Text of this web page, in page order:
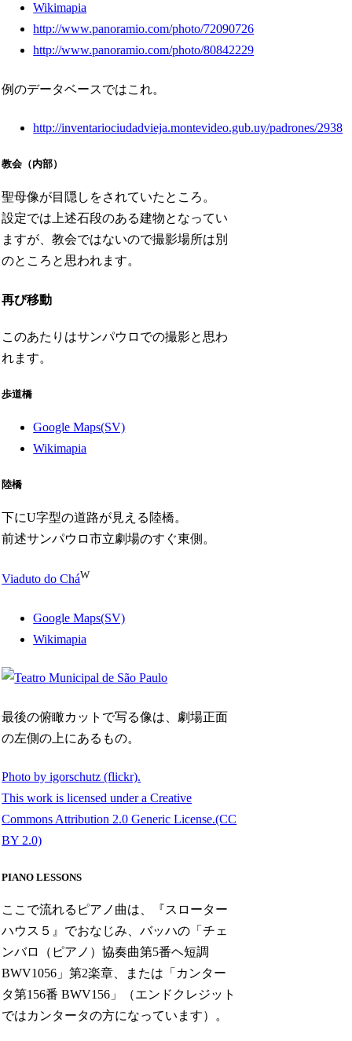
Wikimapia
http://www.panoramio.com/photo/72090726
http://www.panoramio.com/photo/80842229
例のデータベースではこれ。
http://inventariociudadvieja.montevideo.gub.uy/padrones/2938
教会（内部）
聖母像が目隠しをされていたところ。
設定では上述石段のある建物となってい
ますが、教会ではないので撮影場所は別
のところと思われます。
再び移動
このあたりはサンパウロでの撮影と思わ
れます。
歩道橋
Google Maps(SV)
Wikimapia
陸橋
下にU字型の道路が見える陸橋。
前述サンパウロ市立劇場のすぐ東側。
Viaduto do CháW
Google Maps(SV)
Wikimapia
最後の俯瞰カットで写る像は、劇場正面
の左側の上にあるもの。
Photo by igorschutz (flickr).
This work is licensed under a Creative
Commons Attribution 2.0 Generic License.(CC
BY 2.0)
PIANO LESSONS
ここで流れるピアノ曲は、『スローター
ハウス５』でおなじみ、バッハの「チェ
ンバロ（ピアノ）協奏曲第5番ヘ短調
BWV1056」第2楽章、または「カンター
タ第156番 BWV156」（エンドクレジット
ではカンタータの方になっています）。